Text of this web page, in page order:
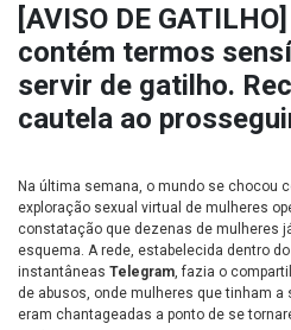
[AVISO DE
contém termos
servir de gatilho.
cautela ao
Na última semana, o mundo se chocou
exploração sexual virtual de mulheres
constatação que dezenas de mulheres
esquema. A rede, estabelecida dentro
instantâneas Telegram, fazia o
de abusos, onde mulheres que tinham
eram chantageadas a ponto de se